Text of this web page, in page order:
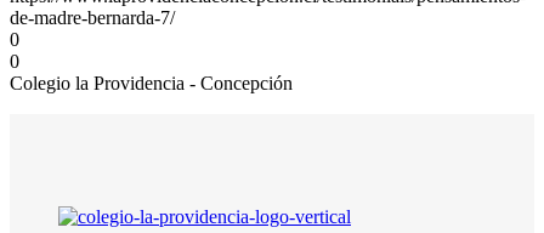
de-madre-bernarda-7/
0
0
Colegio la Providencia - Concepción